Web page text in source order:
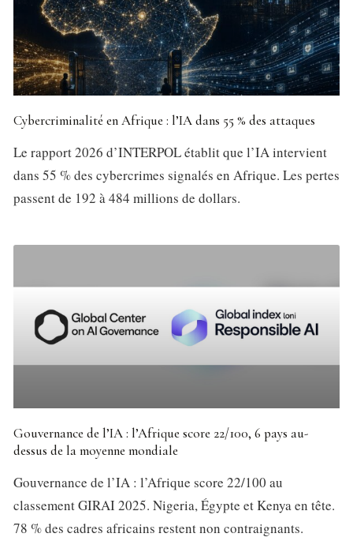
Cybercriminalité en Afrique : l’IA dans 55 % des attaques
Le rapport 2026 d’INTERPOL établit que l’IA intervient
dans 55 % des cybercrimes signalés en Afrique. Les pertes
passent de 192 à 484 millions de dollars.
Gouvernance de l’IA : l’Afrique score 22/100, 6 pays au-
dessus de la moyenne mondiale
Gouvernance de l’IA : l’Afrique score 22/100 au
classement GIRAI 2025. Nigeria, Égypte et Kenya en tête.
78 % des cadres africains restent non contraignants.